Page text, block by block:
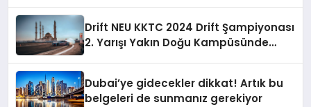
Drift NEU KKTC 2024 Drift Şampiyonası
2. Yarışı Yakın Doğu Kampüsünde
Dubai’ye gidecekler dikkat! Artık bu
belgeleri de sunmanız gerekiyor